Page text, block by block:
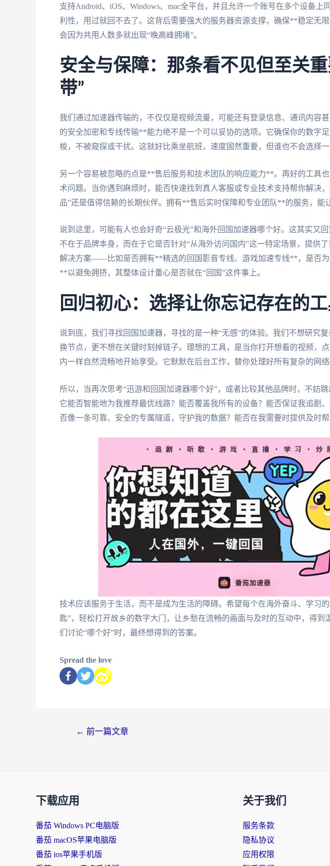
支持Android、iOS、Windows、mac全平台，并且允许一个账号在多个设备上
利性，用过就回不去了。这背后需要强大的服务器资源支撑，确保**稳定无
会因为共用人数多就出现“晚高峰拥堵”。
安全与保障：那条看不见但至关
带”
我们通过加速器传输的，不仅仅是视频流量，可能还有登录信息、通讯内容
的安全加密和专线传输**能力绝不是一个可以妥协的选项。它确保你的数字
梭，不被窥探或干扰。这就好比乘坐航班，速度固然重要，但谁也不会选择一
另一个容易被忽略的点是**售后服务和技术团队的响应能力**。再好的工具
术问题。当你遇到麻烦时，能否快速找到真人客服或专业技术支持帮你解决
品”还是值得信赖的长期伙伴。拥有**售后实时保障和专业团队**的服务，能
说到这里，可能有人也会好奇“云极光”和海外回国加速器哪个好。这其实又
不在于品牌本身，而在于它是否针对“从海外访问国内”这一特定场景，提供
解决方案——比如是否拥有**精选的回国影音专线、游戏加速专线**，是否
**以避免拥挤，其整体设计重心是否就在“回国”这件事上。
回归初心：选择让你忘记存在的
说到底，我们寻找回国加速器，寻找的是一种“无感”的体验。我们不想研究
换节点，更不想在关键时刻掉链子。理想的工具，是当你打开想看的视频，
内一样自然流畅地开始享受。它默默在后台工作，替你处理好所有复杂的网络
所以，当再次思考“迅游和回国加速器哪个好”，或者比较其他品牌时，不妨跳
它能否智能地为我推荐最优线路？能否覆盖我所有的设备？能否保证我追剧
否像一条可靠、安全的专属隧道，守护我的数据？能否在我需要时提供及时帮
技术应该服务于生活，而不是成为生活的障碍。希望每个在海外奋斗、学习
匙”，轻松打开故乡的数字大门，让乡愁在流畅的画面与及时的互动中，得到
们讨论“哪个好”时，最终想得到的答案。
Spread the love
← 前一篇文章
下载应用
番茄 Windows PC电脑版
番茄 macOS苹果电脑版
番茄 ios苹果手机版
关于我们
服务条款
隐私协议
应用权限